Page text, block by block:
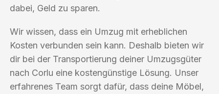
dabei, Geld zu sparen.
Wir wissen, dass ein Umzug mit erheblichen
Kosten verbunden sein kann. Deshalb bieten wir
dir bei der Transportierung deiner Umzugsgüter
nach Corlu eine kostengünstige Lösung. Unser
erfahrenes Team sorgt dafür, dass deine Möbel,